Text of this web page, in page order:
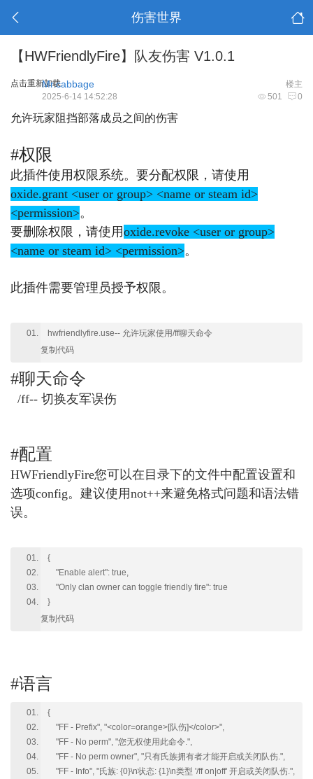
伤害世界
【HWFriendlyFire】队友伤害 V1.0.1
点击重新加载 楼主
Mr.cabbage
501 0
2025-6-14 14:52:28
允许玩家阻挡部落成员之间的伤害
#权限
此插件使用权限系统。要分配权限，请使用
oxide.grant <user or group> <name or steam id>
<permission>。
要删除权限，请使用oxide.revoke <user or group>
<name or steam id> <permission>。
此插件需要管理员授予权限。
hwfriendlyfire.use-- 允许玩家使用/ff聊天命令
复制代码
#聊天命令
/ff-- 切换友军误伤
#配置
HWFriendlyFire您可以在目录下的文件中配置设置和
选项config。建议使用not++来避免格式​​问题和语法错
误。
{
"Enable alert": true,
"Only clan owner can toggle friendly fire": true
}
复制代码
#语言
{
"FF - Prefix", "<color=orange>[队伤]</color>",
"FF - No perm", "您无权使用此命令.",
"FF - No perm owner", "只有氏族拥有者才能开启或关闭队伤.",
"FF - Info", "氏族: {0}\n状态: {1}\n类型 '/ff on|off' 开启或关闭队伤.",